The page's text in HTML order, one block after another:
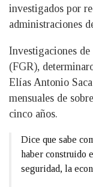
investigados por
administraciones
Investigaciones
(FGR),
Elías Antonio
mensuales de
cinco años.
Dice que sabe
haber construido
seguridad, la